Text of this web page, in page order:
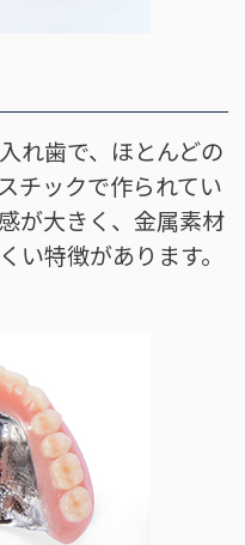
れ歯で、ほとんどの
チックで作られてい
が大きく、金属素材
い特徴があります。